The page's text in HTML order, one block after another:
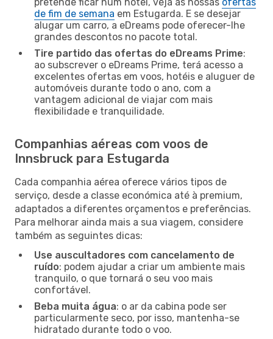
de fim de semana em Estugarda. E se desejar
alugar um carro, a eDreams pode oferecer-lhe
grandes descontos no pacote total.
Tire partido das ofertas do eDreams Prime:
ao subscrever o eDreams Prime, terá acesso a
excelentes ofertas em voos, hotéis e aluguer de
automóveis durante todo o ano, com a
vantagem adicional de viajar com mais
flexibilidade e tranquilidade.
Companhias aéreas com voos de
Innsbruck para Estugarda
Cada companhia aérea oferece vários tipos de
serviço, desde a classe económica até à premium,
adaptados a diferentes orçamentos e preferências.
Para melhorar ainda mais a sua viagem, considere
também as seguintes dicas:
Use auscultadores com cancelamento de
ruído: podem ajudar a criar um ambiente mais
tranquilo, o que tornará o seu voo mais
confortável.
Beba muita água: o ar da cabina pode ser
particularmente seco, por isso, mantenha-se
hidratado durante todo o voo.